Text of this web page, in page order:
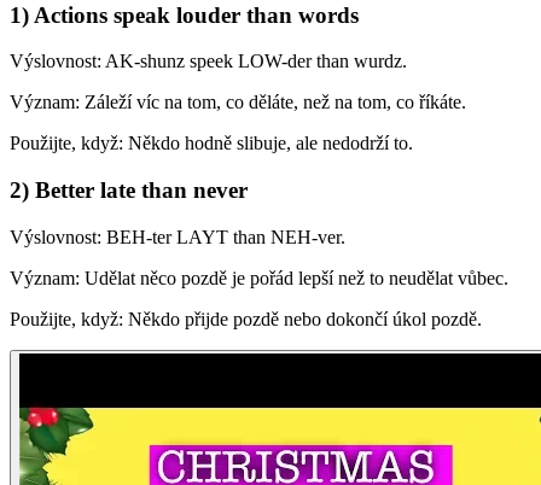
1) Actions speak louder than words
Výslovnost: AK-shunz speek LOW-der than wurdz.
Význam: Záleží víc na tom, co děláte, než na tom, co říkáte.
Použijte, když: Někdo hodně slibuje, ale nedodrží to.
2) Better late than never
Výslovnost: BEH-ter LAYT than NEH-ver.
Význam: Udělat něco pozdě je pořád lepší než to neudělat vůbec.
Použijte, když: Někdo přijde pozdě nebo dokončí úkol pozdě.